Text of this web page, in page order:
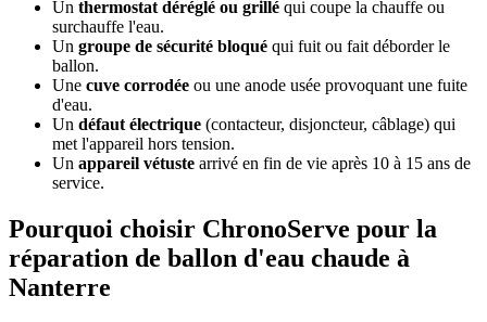
Un thermostat déréglé ou grillé qui coupe la chauffe ou
surchauffe l'eau.
Un groupe de sécurité bloqué qui fuit ou fait déborder le
ballon.
Une cuve corrodée ou une anode usée provoquant une fuite
d'eau.
Un défaut électrique (contacteur, disjoncteur, câblage) qui
met l'appareil hors tension.
Un appareil vétuste arrivé en fin de vie après 10 à 15 ans de
service.
Pourquoi choisir ChronoServe pour la
réparation de ballon d'eau chaude à
Nanterre